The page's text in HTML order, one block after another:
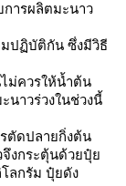
ารผลิตมะนาว
ปฏิบัติกัน ซึ่งมีวิธี
ม่ควรให้น้ำต้น
นาวร่วงในช่วงนี้
ตัดปลายกิ่งต้น
จึงกระตุ้นด้วยปุ๋
โลกรัม ปุ๋ยดัง